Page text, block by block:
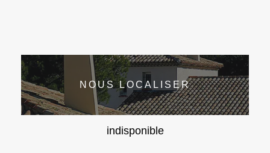
NOUS LOCALISER
indisponible